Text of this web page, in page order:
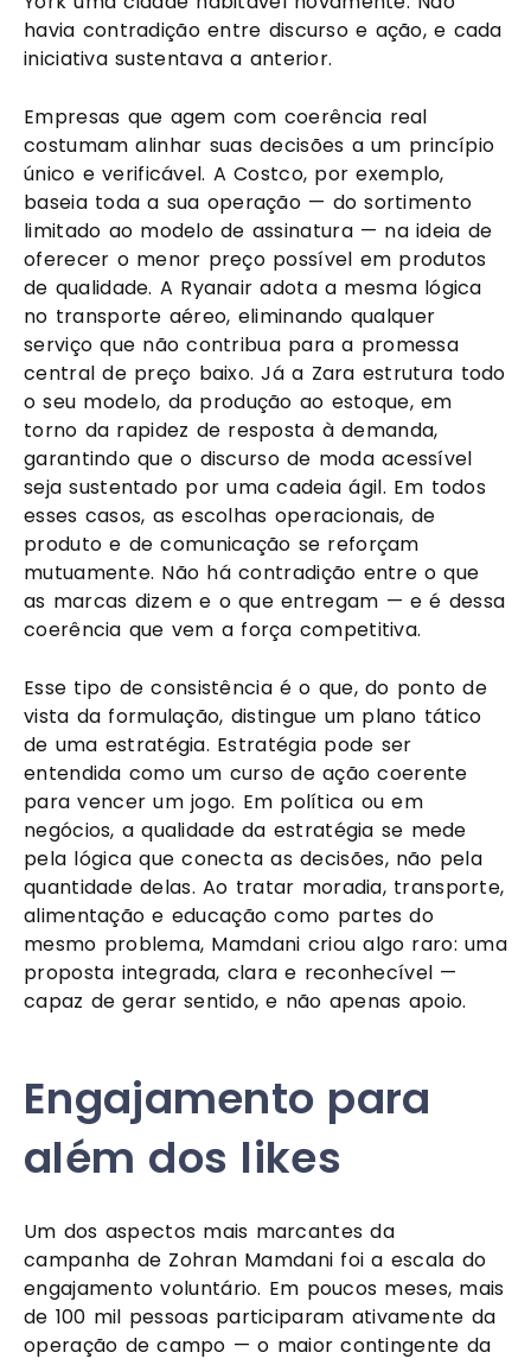
havia contradição entre discurso e ação, e cada
iniciativa sustentava a anterior.
Empresas que agem com coerência real
costumam alinhar suas decisões a um princípio
único e verificável. A Costco, por exemplo,
baseia toda a sua operação — do sortimento
limitado ao modelo de assinatura — na ideia de
oferecer o menor preço possível em produtos
de qualidade. A Ryanair adota a mesma lógica
no transporte aéreo, eliminando qualquer
serviço que não contribua para a promessa
central de preço baixo. Já a Zara estrutura todo
o seu modelo, da produção ao estoque, em
torno da rapidez de resposta à demanda,
garantindo que o discurso de moda acessível
seja sustentado por uma cadeia ágil. Em todos
esses casos, as escolhas operacionais, de
produto e de comunicação se reforçam
mutuamente. Não há contradição entre o que
as marcas dizem e o que entregam — e é dessa
coerência que vem a força competitiva.
Esse tipo de consistência é o que, do ponto de
vista da formulação, distingue um plano tático
de uma estratégia. Estratégia pode ser
entendida como um curso de ação coerente
para vencer um jogo. Em política ou em
negócios, a qualidade da estratégia se mede
pela lógica que conecta as decisões, não pela
quantidade delas. Ao tratar moradia, transporte,
alimentação e educação como partes do
mesmo problema, Mamdani criou algo raro: uma
proposta integrada, clara e reconhecível —
capaz de gerar sentido, e não apenas apoio.
Engajamento para
além dos likes
Um dos aspectos mais marcantes da
campanha de Zohran Mamdani foi a escala do
engajamento voluntário. Em poucos meses, mais
de 100 mil pessoas participaram ativamente da
operação de campo — o maior contingente da